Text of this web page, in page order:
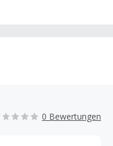
0 Bewertungen